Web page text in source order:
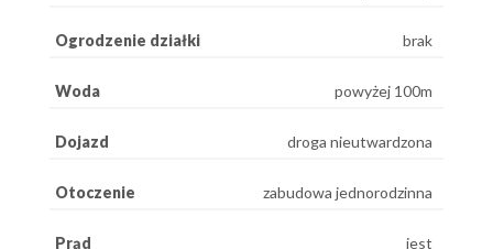
Ogrodzenie działki brak
Woda powyżej 100m
Dojazd droga nieutwardzona
Otoczenie zabudowa jednorodzinna
Prąd jest